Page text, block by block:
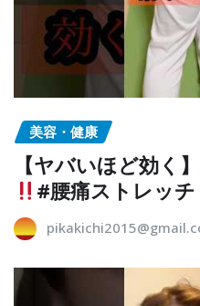
美容・健康
【ヤバいほど効く
#腰痛ストレッ